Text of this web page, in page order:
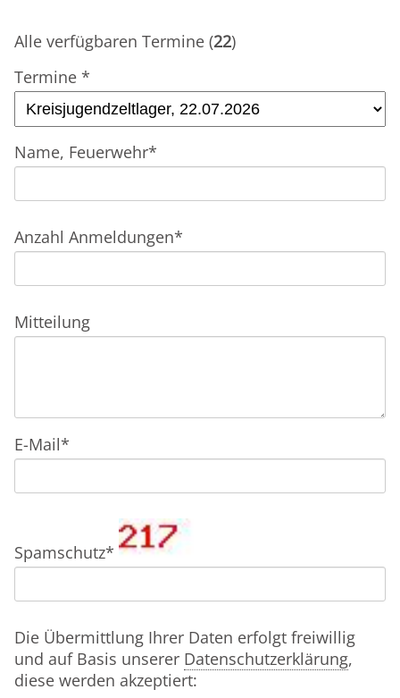
Alle verfügbaren Termine (22)
Pflichtfeld
Termine *
Pflichtfeld
Name, Feuerwehr*
Pflichtfeld
Anzahl Anmeldungen*
Mitteilung
Pflichtfeld
E-Mail*
Spamschutz*
Die Übermittlung Ihrer Daten erfolgt freiwillig
und auf Basis unserer Datenschutzerklärung,
diese werden akzeptiert: